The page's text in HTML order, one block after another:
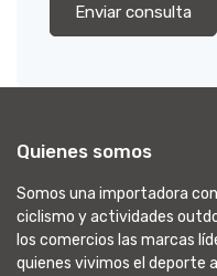
Enviar consulta
Quienes somos
Somos una importadora
ciclismo y actividades
los comercios las marcas
quienes vivimos el deporte